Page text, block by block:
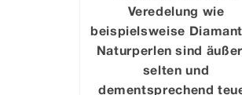
Veredelung wie
beispielsweise
Naturperlen sind
selten und
dementsprechend